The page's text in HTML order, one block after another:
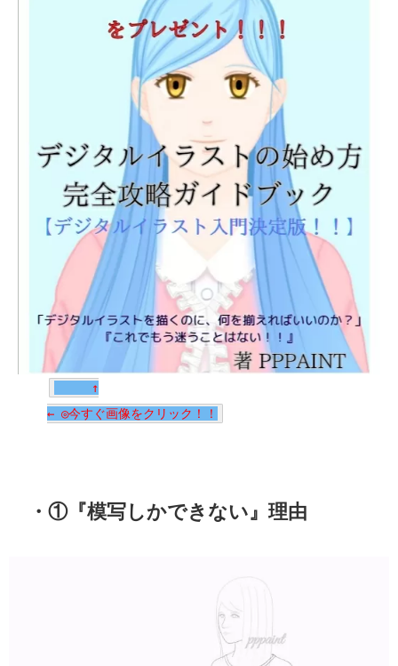
↑
← ◎今すぐ画像をクリック！！
・①『模写しかできない』理由